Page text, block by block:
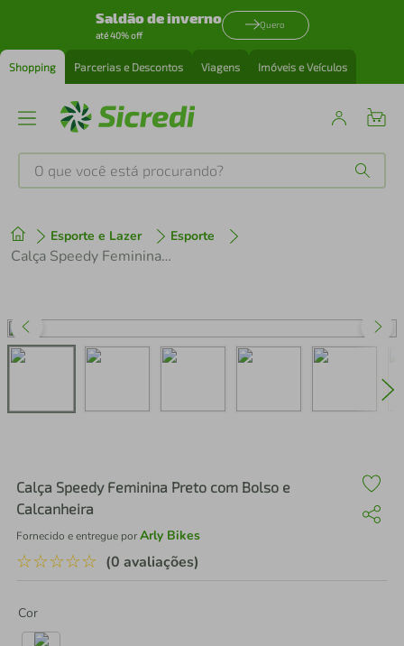
Saldão de inverno
até 40% off
Quero
Shopping Parcerias e Descontos Viagens Imóveis e Veículos
O que você está procurando?
Esporte e Lazer Esporte
Calça Speedy Feminina Preto com Bolso e Calcanheira
Calça Speedy Feminina Preto com Bolso e
Calcanheira
Fornecido e entregue porArly Bikes
☆☆☆☆☆ (0 avaliações)
Cor
1º tenis
perfume